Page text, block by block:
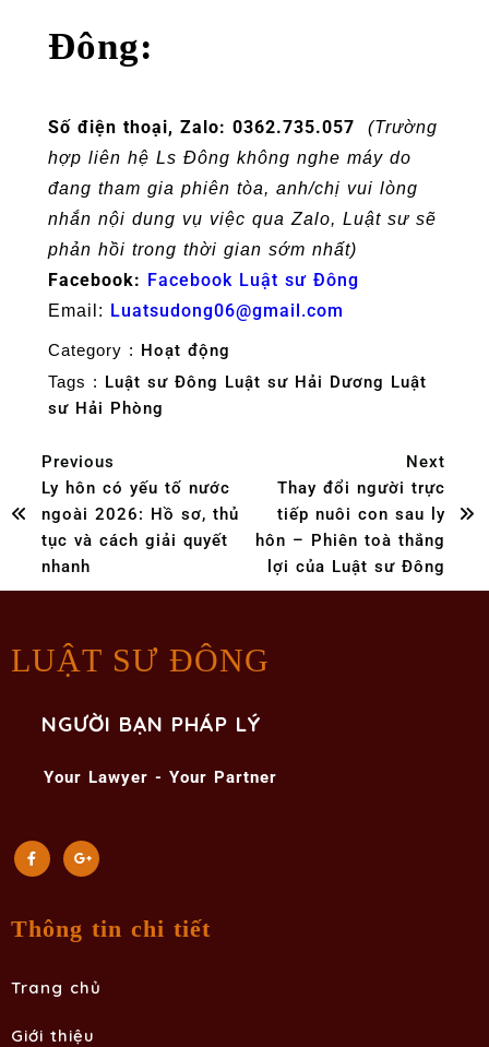
Đông:
Số điện thoại, Zalo: 0362.735.057 (Trường
hợp liên hệ Ls Đông không nghe máy do
đang tham gia phiên tòa, anh/chị vui lòng
nhắn nội dung vụ việc qua Zalo, Luật sư sẽ
phản hồi trong thời gian sớm nhất)
Facebook: Facebook Luật sư Đông
Email: Luatsudong06@gmail.com
Category : Hoạt động
Tags : Luật sư Đông Luật sư Hải Dương Luật
sư Hải Phòng
Previous
Ly hôn có yếu tố nước
ngoài 2026: Hồ sơ, thủ
tục và cách giải quyết
nhanh
Next
Thay đổi người trực
tiếp nuôi con sau ly
hôn – Phiên toà thắng
lợi của Luật sư Đông
LUẬT SƯ ĐÔNG
NGƯỜI BẠN PHÁP LÝ
Your Lawyer - Your Partner
Thông tin chi tiết
Trang chủ
Giới thiệu